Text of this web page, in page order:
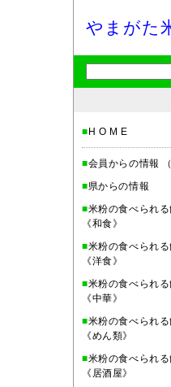
やまがた
■ H O M E
■会員からの情報 （
■県からの情報
■米粉の食べられ
《和食》
■米粉の食べられ
《洋食》
■米粉の食べられ
《中華》
■米粉の食べられ
《めん類》
■米粉の食べられ
《居酒屋》